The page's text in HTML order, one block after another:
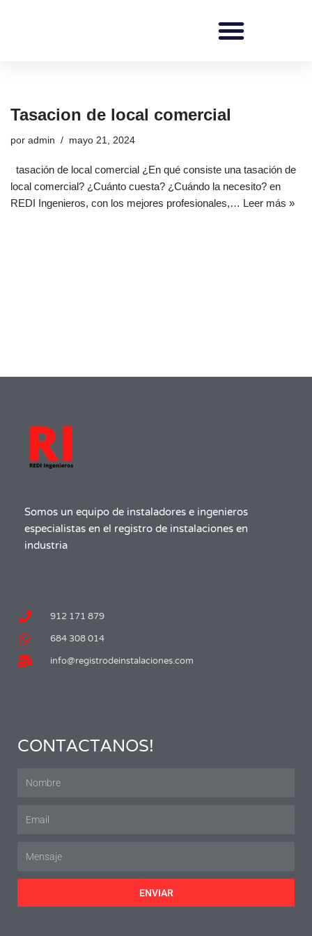
Tasacion de local comercial
por admin mayo 21, 2024
tasación de local comercial ¿En qué consiste una tasación de
local comercial? ¿Cuánto cuesta? ¿Cuándo la necesito? en
REDI Ingenieros, con los mejores profesionales,… Leer más »
Somos un equipo de instaladores e ingenieros
especialistas en el registro de instalaciones en
industria
912 171 879
684 308 014
info@registrodeinstalaciones.com
CONTACTANOS!
ENVIAR